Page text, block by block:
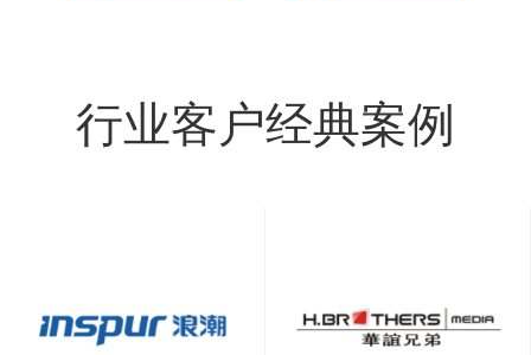
行业客户经典案例